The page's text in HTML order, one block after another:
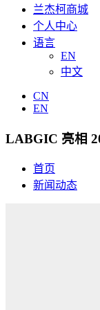
兰杰柯商城
个人中心
语言
EN
中文
CN
EN
LABGIC 亮相
首页
新闻动态